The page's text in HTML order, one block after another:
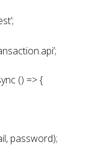
() => {
password);